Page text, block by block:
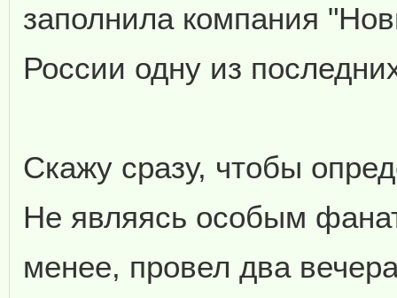
заполнила компания
России одну из
Скажу сразу, чтобы
Не являясь особым
менее, провел два